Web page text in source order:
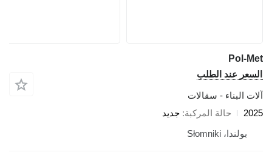
Pol-Met
السعر عند الطلب
آلات البناء - سقالات
2025
حالة المركبة جديد
بولندا، Słomniki